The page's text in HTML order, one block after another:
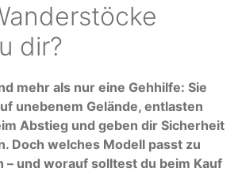
dir?
mehr als nur eine Gehhilfe: Sie
unebenem Gelände, entlasten
Abstieg und geben dir Sicherheit
Doch welches Modell passt zu
– und worauf solltest du beim Kauf